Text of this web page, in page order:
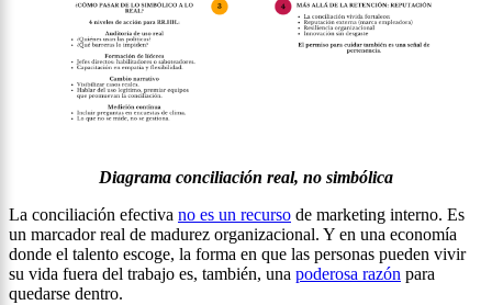
Diagrama conciliación real, no simbólica
La conciliación efectiva no es un recurso de marketing interno. Es
un marcador real de madurez organizacional. Y en una economía
donde el talento escoge, la forma en que las personas pueden vivir
su vida fuera del trabajo es, también, una poderosa razón para
quedarse dentro.